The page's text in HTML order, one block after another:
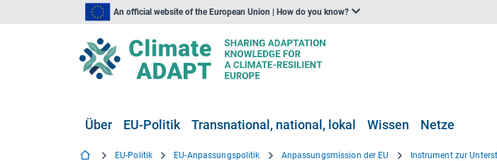
An official website of the European Union | How do you know?
Über EU-Politik Transnational, national, lokal Wissen Netze
EU-Politik EU-Anpassungspolitik Anpassungsmission der EU